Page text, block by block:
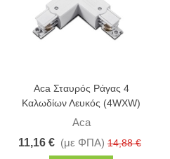
Aca Σταυρός Ράγας 4
Καλωδίων Λευκός (4WXW)
Aca
11,16 € (με ΦΠΑ) 14,88 €